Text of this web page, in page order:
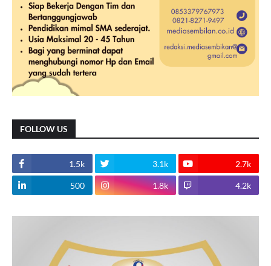
FOLLOW US
1.5k 3.1k 2.7k
500 1.8k 4.2k